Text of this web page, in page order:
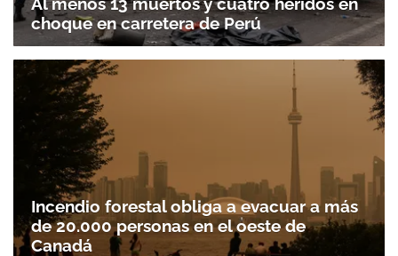
choque en carretera de Perú
Incendio forestal obliga a evacuar a más
de 20.000 personas en el oeste de
Canadá